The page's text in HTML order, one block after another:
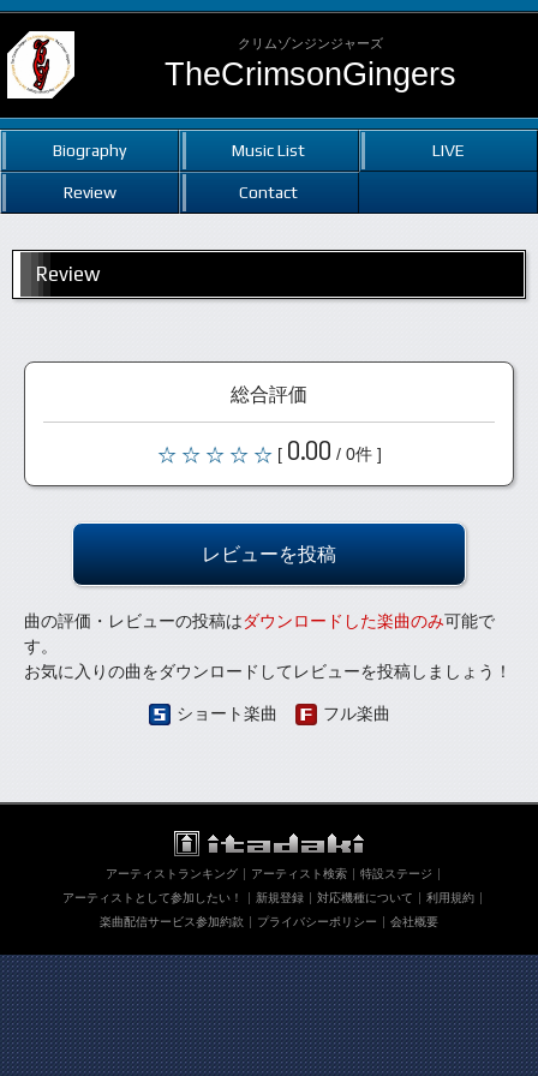
クリムゾンジンジャーズ
TheCrimsonGingers
Biography Music List LIVE
Review Contact
Review
総合評価
[ 0.00 / 0件 ]
レビューを投稿
曲の評価・レビューの投稿はダウンロードした楽曲のみ可能で
す。
お気に入りの曲をダウンロードしてレビューを投稿しましょう！
ショート楽曲 フル楽曲
アーティストランキング アーティスト検索
特設ステージ
アーティストとして参加したい！
新規登録 対応機種について
利用規約
楽曲配信サービス参加約款
プライバシーポリシー 会社概要